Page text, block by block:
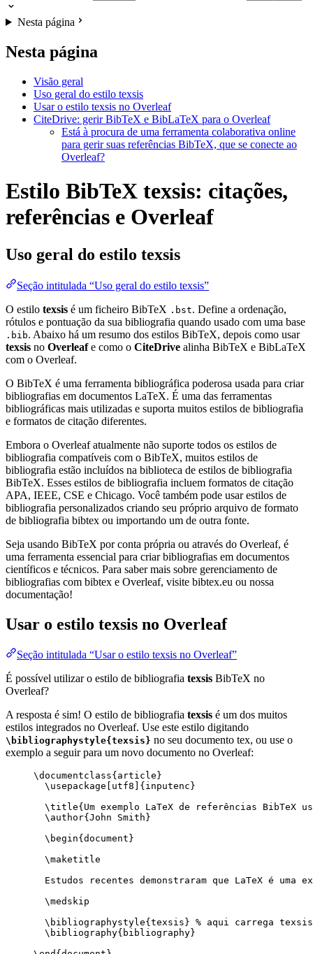
Nesta página
Nesta página
Visão geral
Uso geral do estilo texsis
Usar o estilo texsis no Overleaf
CiteDrive: gerir BibTeX e BibLaTeX para o Overleaf
Está à procura de uma ferramenta colaborativa online
para gerir suas referências BibTeX, que se conecte ao
Overleaf?
Estilo BibTeX texsis: citações,
referências e Overleaf
Uso geral do estilo texsis
Seção intitulada “Uso geral do estilo texsis”
O estilo texsis é um ficheiro BibTeX .bst. Define a ordenação,
rótulos e pontuação da sua bibliografia quando usado com uma base
.bib. Abaixo há um resumo dos estilos BibTeX, depois como usar
texsis no Overleafe como o CiteDrive alinha BibTeX e BibLaTeX
com o Overleaf.
O BibTeX é uma ferramenta bibliográfica poderosa usada para criar
bibliografias em documentos LaTeX. É uma das ferramentas
bibliográficas mais utilizadas e suporta muitos estilos de bibliografia
e formatos de citação diferentes.
Embora o Overleaf atualmente não suporte todos os estilos de
bibliografia compatíveis com o BibTeX, muitos estilos de
bibliografia estão incluídos na biblioteca de estilos de bibliografia
BibTeX. Esses estilos de bibliografia incluem formatos de citação
APA, IEEE, CSE e Chicago. Você também pode usar estilos de
bibliografia personalizados criando seu próprio arquivo de formato
de bibliografia bibtex ou importando um de outra fonte.
Seja usando BibTeX por conta própria ou através do Overleaf, é
uma ferramenta essencial para criar bibliografias em documentos
científicos e técnicos. Para saber mais sobre gerenciamento de
bibliografias com bibtex e Overleaf, visite bibtex.eu ou nossa
documentação!
Usar o estilo texsis no Overleaf
Seção intitulada “Usar o estilo texsis no Overleaf”
É possível utilizar o estilo de bibliografia texsis BibTeX no
Overleaf?
A resposta é sim! O estilo de bibliografia texsis é um dos muitos
estilos integrados no Overleaf. Use este estilo digitando
\bibliographystyle{texsis} no seu documento tex, ou use o
exemplo a seguir para um novo documento no Overleaf:
\documentclass{ article }
\usepackage
utf8 ]{ inputenc }
\title{Um exemplo LaTeX de referências
\author{John Smith}
\begin{ document }
\maketitle
Estudos recentes demonstraram que LaTeX é
\medskip
\bibliographystyle{texsis} % aqui carrega
\bibliography{bibliography}